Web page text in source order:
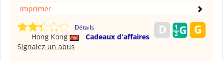
Imprimer
Détails
Hong Kong
Cadeaux d'affaires
Signalez un abus